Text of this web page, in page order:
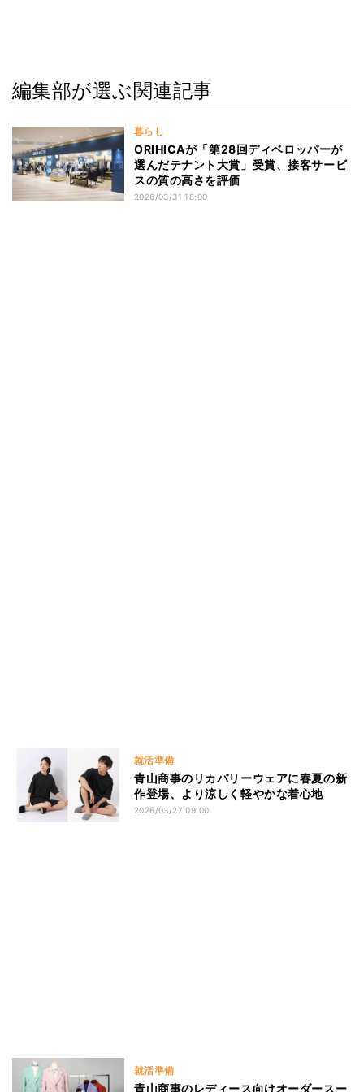
編集部が選ぶ関連記事
暮らし
ORIHICAが「第28回ディベロッパーが
選んだテナント大賞」受賞、接客サービ
スの質の高さを評価
2026/03/31 18:00
就活準備
青山商事のリカバリーウェアに春夏の新
作登場、より涼しく軽やかな着心地
2026/03/27 09:00
就活準備
青山商事のレディース向けオーダースー